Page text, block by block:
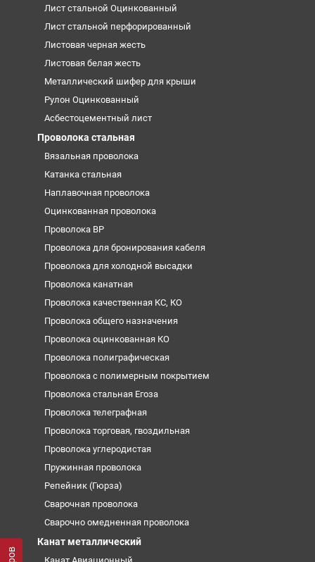
Лист стальной Оцинкованный
Лист стальной перфорированный
Листовая черная жесть
Листовая белая жесть
Металлический шифер для крыши
Рулон Оцинкованный
Асбестоцементный лист
Проволока стальная
Вязальная проволока
Катанка стальная
Наплавочная проволока
Оцинкованная проволока
Проволока ВР
Проволока для бронирования кабеля
Проволока для холодной высадки
Проволока канатная
Проволока качественная КС, КО
Проволока общего назначения
Проволока оцинкованная КО
Проволока полиграфическая
Проволока с полимерным покрытием
Проволока стальная Егоза
Проволока телеграфная
Проволока торговая, гвоздильная
Проволока углеродистая
Пружинная проволока
Репейник (Гюрза)
Сварочная проволока
Сварочно омедненная проволока
Канат металлический